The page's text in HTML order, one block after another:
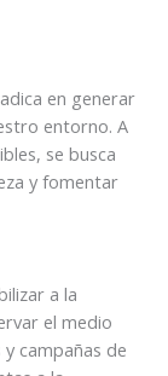
en generar
entorno. A
se busca
y fomentar
a la
el medio
campañas de